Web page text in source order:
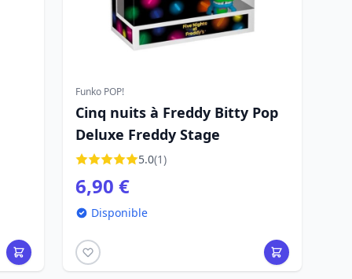
Funko POP!
Cinq nuits à Freddy Bitty Pop
Deluxe Freddy Stage
5.0(1)
6,90 €
Disponible